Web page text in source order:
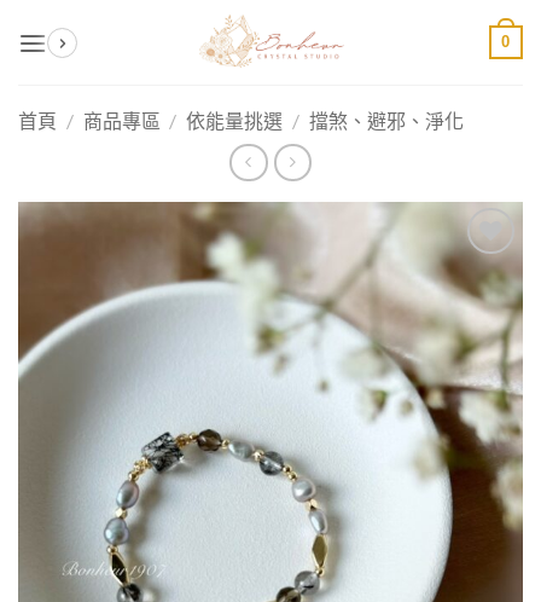
0
首頁 / 商品專區 / 依能量挑選 / 擋煞、避邪、淨化
加入
收藏